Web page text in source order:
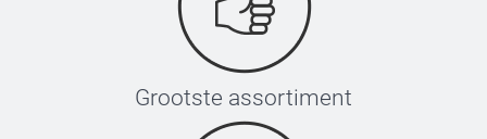
Grootste assortiment